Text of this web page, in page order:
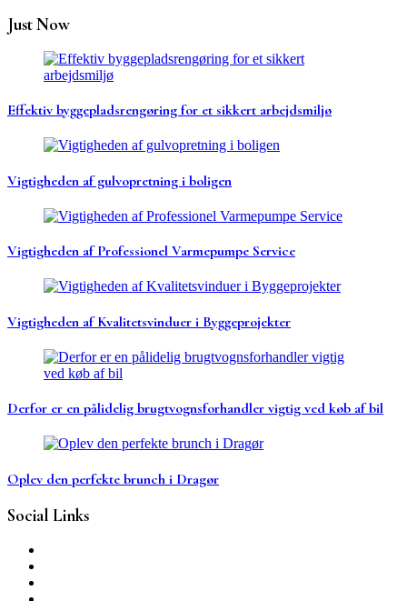
Just Now
Effektiv byggepladsrengøring for et sikkert arbejdsmiljø
Vigtigheden af gulvopretning i boligen
Vigtigheden af Professionel Varmepumpe Service
Vigtigheden af Kvalitetsvinduer i Byggeprojekter
Derfor er en pålidelig brugtvognsforhandler vigtig ved køb af bil
Oplev den perfekte brunch i Dragør
Social Links